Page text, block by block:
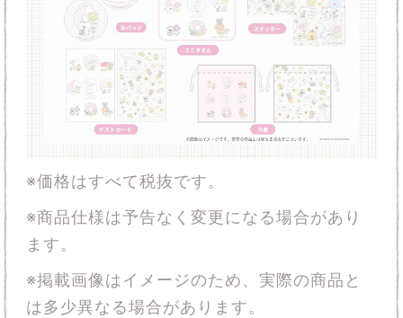
※価格はすべて税抜です。
※商品仕様は予告なく変更になる場合があり
ます。
※掲載画像はイメージのため、実際の商品と
は多少異なる場合があります。